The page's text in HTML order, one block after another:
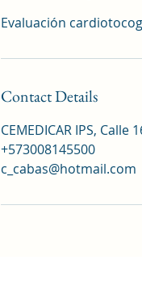
Evaluación
Contact Details
CEMEDICAR IPS,
+573008145500
c_cabas@hotmail.com